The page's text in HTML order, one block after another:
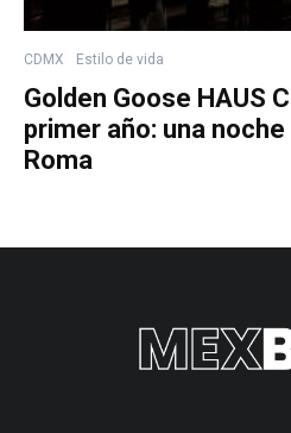
CDMX Estilo de vida
Golden Goose HAUS
primer año: una
Roma